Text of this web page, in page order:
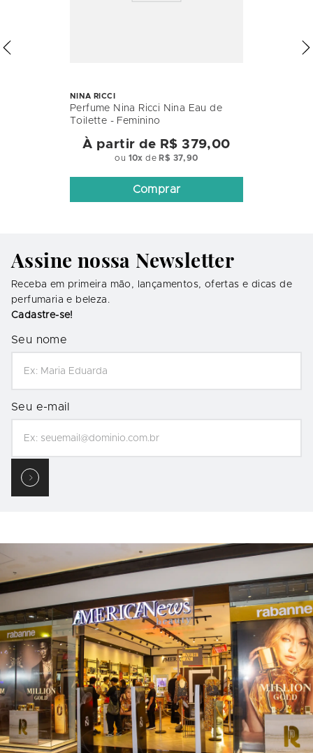
NINA RICCI
Perfume Nina Ricci Nina Eau de
Toilette - Feminino
À partir de R$ 379,00
ou 10x de R$ 37,90
Comprar
Assine nossa Newsletter
Receba em primeira mão, lançamentos, ofertas e dicas de
perfumaria e beleza.
Cadastre-se!
Seu nome
Seu e-mail